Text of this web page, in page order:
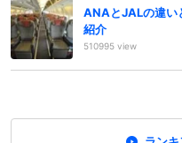
ANAとJALの違い
紹介
510995 view